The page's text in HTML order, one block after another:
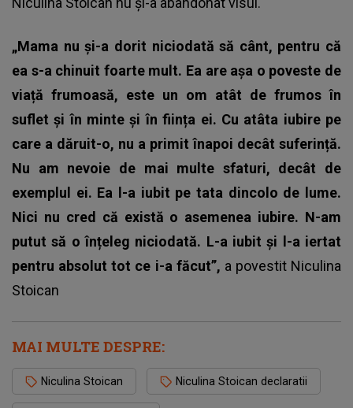
„Mama nu și-a dorit niciodată să cânt, pentru că
ea s-a chinuit foarte mult. Ea are așa o poveste de
viață frumoasă, este un om atât de frumos în
suflet și în minte și în ființa ei. Cu atâta iubire pe
care a dăruit-o, nu a primit înapoi decât suferință.
Nu am nevoie de mai multe sfaturi, decât de
exemplul ei. Ea l-a iubit pe tata dincolo de lume.
Nici nu cred că există o asemenea iubire. N-am
putut să o înțeleg niciodată. L-a iubit și l-a iertat
pentru absolut tot ce i-a făcut”, a povestit Niculina
Stoican
MAI MULTE DESPRE:
Niculina Stoican Niculina Stoican declaratii